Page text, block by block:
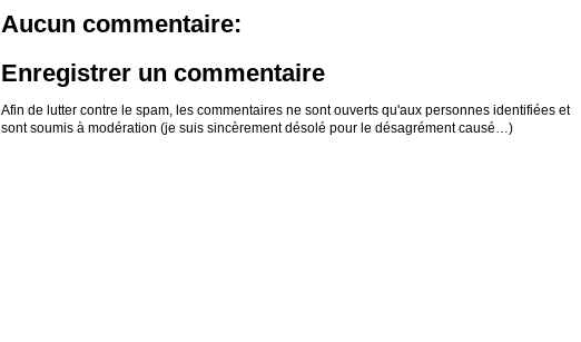
Aucun commentaire:
Enregistrer un commentaire
Afin de lutter contre le spam, les commentaires ne sont ouverts qu'aux personnes identifiées et
sont soumis à modération (je suis sincèrement désolé pour le désagrément causé…)